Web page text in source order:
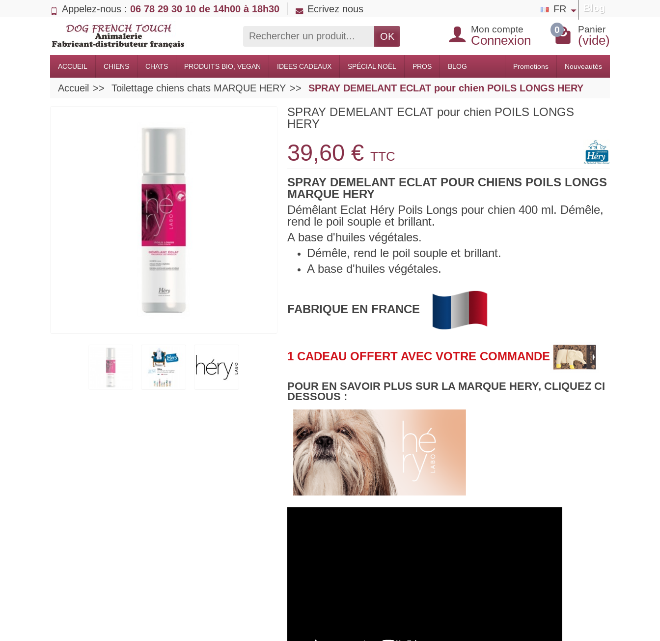
Appelez-nous : 06 78 29 30 10 de 14h00 à 18h30 Ecrivez nous FR Blog
OK
Mon compte
Connexion
0 Panier
(vide)
ACCUEIL CHIENS CHATS PRODUITS BIO, VEGAN IDEES CADEAUX SPÉCIAL NOËL PROS BLOG Promotions Nouveautés
Accueil Toilettage chiens chats MARQUE HERY SPRAY DEMELANT ECLAT pour chien POILS LONGS HERY
SPRAY DEMELANT ECLAT pour chien POILS LONGS
HERY
39,60 €TTC
SPRAY DEMELANT ECLAT POUR CHIENS POILS LONGS
MARQUE HERY
Démêlant Eclat Héry Poils Longs pour chien 400 ml. Démêle,
rend le poil souple et brillant.
A base d'huiles végétales.
Démêle, rend le poil souple et brillant.
A base d'huiles végétales.
FABRIQUE EN FRANCE
1 CADEAU OFFERT AVEC VOTRE COMMANDE
POUR EN SAVOIR PLUS SUR LA MARQUE HERY, CLIQUEZ CI
DESSOUS :